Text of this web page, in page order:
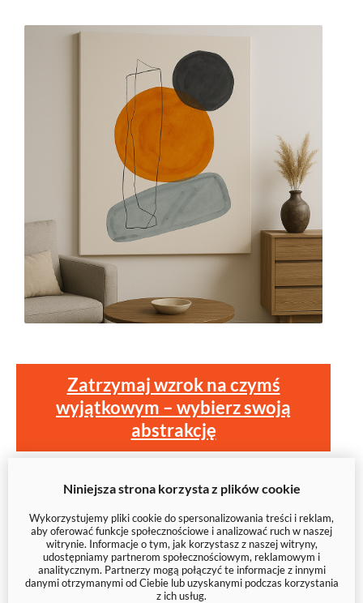
Zatrzymaj wzrok na czymś
wyjątkowym – wybierz swoją
abstrakcję
Niniejsza strona korzysta z plików cookie
Wykorzystujemy pliki cookie do spersonalizowania treści i reklam,
aby oferować funkcje społecznościowe i analizować ruch w naszej
witrynie. Informacje o tym, jak korzystasz z naszej witryny,
udostępniamy partnerom społecznościowym, reklamowym i
analitycznym. Partnerzy mogą połączyć te informacje z innymi
danymi otrzymanymi od Ciebie lub uzyskanymi podczas korzystania
z ich usług.